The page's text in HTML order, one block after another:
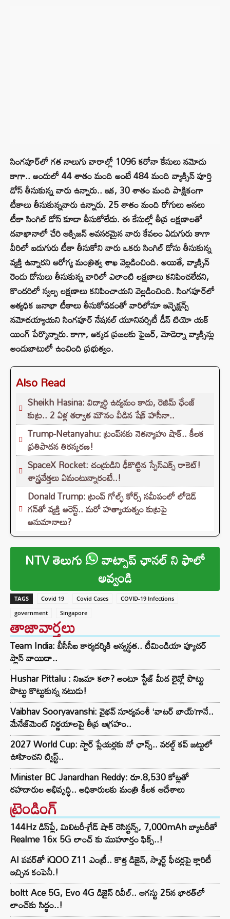
సింగ‌పూర్‌లో గ‌త నాలుగు వారాల్లో 1096 క‌రోనా కేసులు న‌మోదు
కాగా.. అందులో 44 శాతం మంది అంటే 484 మంది వ్యాక్సిన్ పూర్తి
డోస్ తీసుకున్న వారు ఉన్నారు.. ఇక‌, 30 శాతం మంది పాక్షికంగా
టీకాలు తీసుకున్న‌వారు ఉన్నారు. 25 శాతం మంది రోగులు అస‌లు
టీకా సింగిల్ డోస్ కూడా తీసుకోలేదు. ఈ కేసుల్లో తీవ్ర ల‌క్ష‌ణాల‌తో
ద‌వాఖానాలో చేరి ఆక్సిజ‌న్ అవ‌స‌ర‌మైన‌ వారు కేవ‌లం ఏడుగురు కాగా
వీరిలో ఐదుగురు టీకా తీసుకోని వారు ఒక‌రు సింగిల్ డోసు తీసుకున్న
వ్య‌క్తి ఉన్నార‌ని ఆరోగ్య మంత్రిత్వ శాఖ వెల్ల‌డించింది. అయితే, వ్యాక్సిన్
రెండు డోసులు తీసుకున్న వారిలో ఎలాంటి ల‌క్ష‌ణాలు క‌నిపించ‌లేద‌ని,
కొంద‌రిలో స్వ‌ల్ప ల‌క్ష‌ణాలు క‌నిపించాయ‌ని వెల్ల‌డించింది. సింగ‌పూర్‌లో
అత్య‌ధిక జ‌నాభా టీకాలు తీసుకోవ‌డంతో వారిలోనూ ఇన్ఫెక్ష‌న్స్
న‌మోద‌య్యాయ‌ని సింగ‌పూర్ నేష‌నల్ యూనివ‌ర్సిటీ డీన్ టియో యక్
యింగ్ పేర్కొన్నారు. కాగా, అక్క‌డ ప్ర‌జ‌ల‌కు ఫైజ‌ర్‌, మోడెర్నా వ్యాక్సిన్లు
అందుబాటులో ఉంచింది ప్ర‌భుత్వం.
Also Read
Sheikh Hasina: విద్యార్థి ఉద్యమం కాదు, రెజిమ్ ఛేంజ్
కుట్ర.. 2 ఏళ్ల తర్వాత మౌనం వీడిన షేక్ హసీనా..
Trump-Netanyahu: ట్రంప్‌నకు నెతన్యాహు షాక్.. కీలక
ప్రతిపాదన తిరస్కరణ!
SpaceX Rocket: చంద్రుడిని ఢీకొట్టిన స్పేస్‌ఎక్స్ రాకెట్!
శాస్త్రవేత్తలు ఏమంటున్నారంటే..!
Donald Trump: ట్రంప్ గోల్ఫ్ కోర్స్ సమీపంలో లోడెడ్
గన్‌తో వ్యక్తి అరెస్ట్.. మరో హత్యాయత్నం కుట్రపై
అనుమానాలు?
NTV తెలుగు వాట్సాప్ ఛానల్ ని ఫాలో
అవ్వండి
TAGS Covid 19 Covid Cases
COVID-19 Infections
government
Singapore
తాజావార్తలు
Team India: బీసీసీఐ కార్యదర్శికి అస్వస్థత.. టీమిండియా ఫ్యూచర్
ప్లాన్ వాయిదా..
Hushar Pittalu : నిజమా కలా? అంటూ స్టేజ్ మీద లైవ్లో పొట్టు
పొట్టు కొట్టుకున్న నటుడు!
Vaibhav Sooryavanshi: వైభవ్ సూర్యవంశీ ‘వాటర్ బాయ్’గానే..
మేనేజ్‌మెంట్ నిర్ణయాలపై తీవ్ర ఆగ్రహం..
2027 World Cup: స్టార్ ప్లేయర్లకు నో ఛాన్స్.. వరల్డ్ కప్ జట్టులో
ఊహించని ట్విస్ట్..
Minister BC Janardhan Reddy: రూ.8,530 కోట్లతో
రహదారుల అభివృద్ధి.. అధికారులకు మంత్రి కీలక ఆదేశాలు
ట్రెండింగ్‌
144Hz డిస్‌ప్లే, మిలిటరీ-గ్రేడ్ షాక్ రెసిస్టన్స్, 7,000mAh బ్యాటరీతో
Realme 16x 5G లాంచ్ కు ముహూర్తం ఫిక్స్..!
AI పవర్‌తో iQOO Z11 ఎంట్రీ.. కొత్త డిజైన్, స్మార్ట్ ఫీచర్లపై క్లారిటీ
ఇచ్చిన కంపెనీ.!
boltt Ace 5G, Evo 4G డిజైన్ రివీల్.. ఆగస్టు 25న భారత్‌లో
లాంచ్‌కు సిద్ధం..!